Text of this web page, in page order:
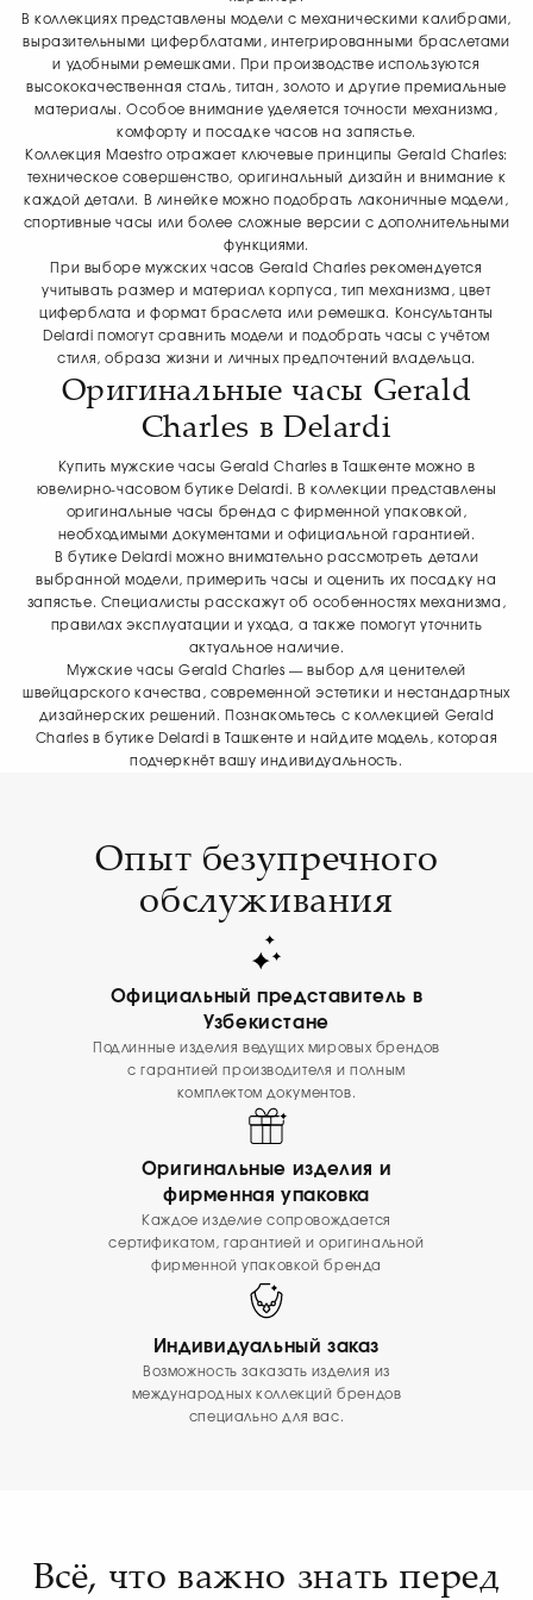
В коллекциях представлены модели с механическими калибрами,
выразительными циферблатами, интегрированными браслетами
и удобными ремешками. При производстве используются
высококачественная сталь, титан, золото и другие премиальные
материалы. Особое внимание уделяется точности механизма,
комфорту и посадке часов на запястье.
Коллекция Maestro отражает ключевые принципы Gerald Charles:
техническое совершенство, оригинальный дизайн и внимание к
каждой детали. В линейке можно подобрать лаконичные модели,
спортивные часы или более сложные версии с дополнительными
функциями.
При выборе мужских часов Gerald Charles рекомендуется
учитывать размер и материал корпуса, тип механизма, цвет
циферблата и формат браслета или ремешка. Консультанты
Delardi помогут сравнить модели и подобрать часы с учётом
стиля, образа жизни и личных предпочтений владельца.
Оригинальные часы Gerald
Charles в Delardi
Купить мужские часы Gerald Charles в Ташкенте можно в
ювелирно-часовом бутике Delardi. В коллекции представлены
оригинальные часы бренда с фирменной упаковкой,
необходимыми документами и официальной гарантией.
В бутике Delardi можно внимательно рассмотреть детали
выбранной модели, примерить часы и оценить их посадку на
запястье. Специалисты расскажут об особенностях механизма,
правилах эксплуатации и ухода, а также помогут уточнить
актуальное наличие.
Мужские часы Gerald Charles — выбор для ценителей
швейцарского качества, современной эстетики и нестандартных
дизайнерских решений. Познакомьтесь с коллекцией Gerald
Charles в бутике Delardi в Ташкенте и найдите модель, которая
подчеркнёт вашу индивидуальность.
Опыт безупречного
обслуживания
Официальный представитель в
Узбекистане
Подлинные изделия ведущих мировых брендов
с гарантией производителя и полным
комплектом документов.
Оригинальные изделия и
фирменная упаковка
Каждое изделие сопровождается
сертификатом, гарантией и оригинальной
фирменной упаковкой бренда
Индивидуальный заказ
Возможность заказать изделия из
международных коллекций брендов
специально для вас.
Всё, что важно знать перед